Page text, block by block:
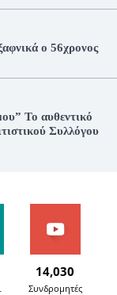
ο 56χρονος
Το αυθεντικό
Συλλόγου
14,030
Συνδρομητές